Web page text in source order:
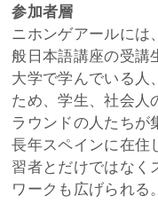
参加者層
ニホンゲアールには
般日本語講座の受講
大学で学んでいる人
ため、学生、社会人
ラウンドの人たちが
長年スペインに在住
習者とだけではなく
ワークも広げられる。